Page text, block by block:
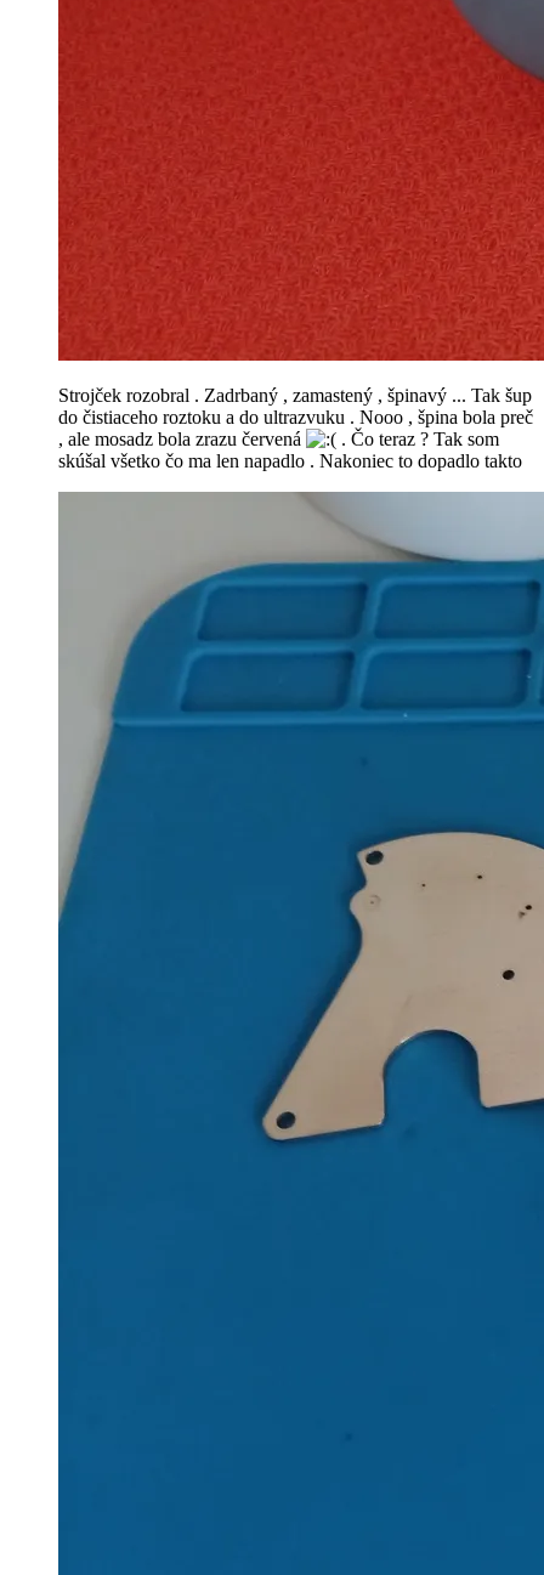
Strojček rozobral . Zadrbaný , zamastený , špinavý ... Tak šup
do čistiaceho roztoku a do ultrazvuku . Nooo , špina bola preč
, ale mosadz bola zrazu červená
. Čo teraz ? Tak som
skúšal všetko čo ma len napadlo . Nakoniec to dopadlo takto